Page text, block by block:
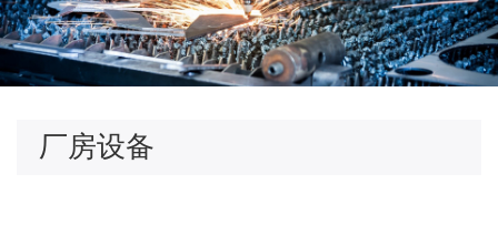
厂房设备